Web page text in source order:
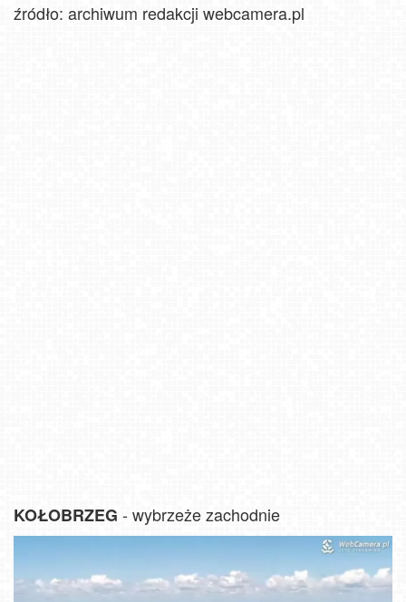
źródło: archiwum redakcji webcamera.pl
KOŁOBRZEG - wybrzeże zachodnie